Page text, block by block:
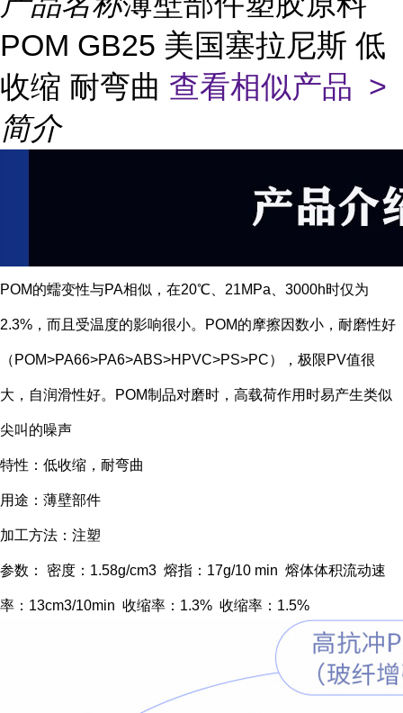
POM GB25 美国塞拉尼斯 低
收缩 耐弯曲 查看相似产品 >
简介
POM的蠕变性与PA相似，在20℃、21MPa、3000h时仅为
2.3%，而且受温度的影响很小。POM的摩擦因数小，耐磨性好
（POM>PA66>PA6>ABS>HPVC>PS>PC），极限PV值很
大，自润滑性好。POM制品对磨时，高载荷作用时易产生类似
尖叫的噪声
特性：低收缩，耐弯曲
用途：薄壁部件
加工方法：注塑
参数： 密度：1.58g/cm3 熔指：17g/10 min 熔体体积流动速
率：13cm3/10min 收缩率：1.3% 收缩率：1.5%